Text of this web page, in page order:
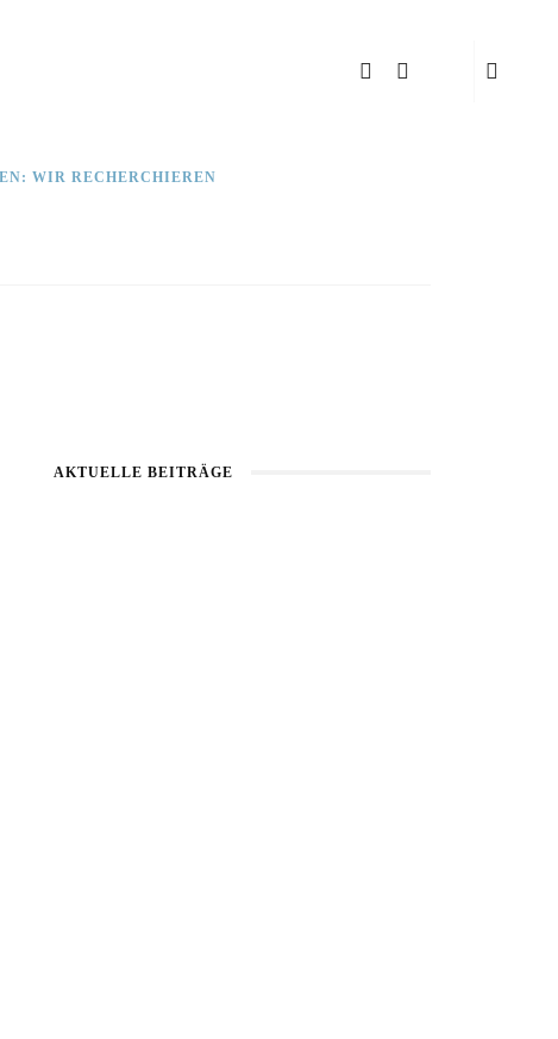
WIR RECHERCHIEREN
AKTUELLE BEITRÄGE